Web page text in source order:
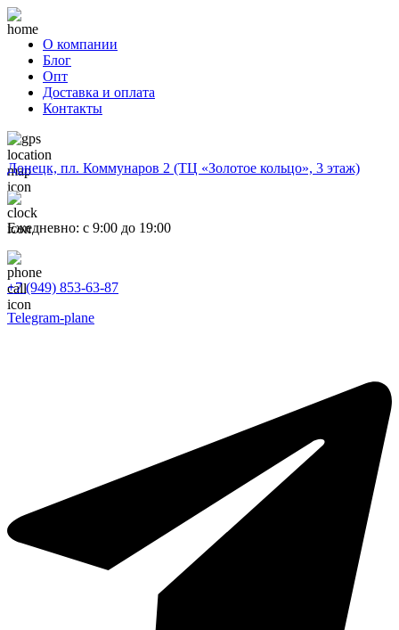
О компании
Блог
Опт
Доставка и оплата
Контакты
Донецк, пл. Коммунаров 2 (ТЦ «Золотое кольцо», 3 этаж)
Ежедневно: с 9:00 до 19:00
+7 (949) 853-63-87
Telegram-plane